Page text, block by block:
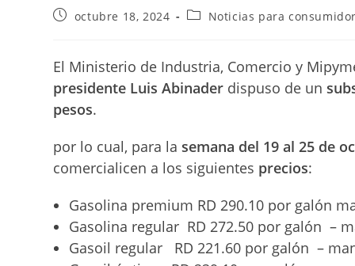
Publicación
entrada:
octubre 18, 2024
Categoría
entrada:
Noticias para
El Ministerio de Industria, Comercio y
presidente Luis Abinader dispuso de un
pesos.
por lo cual, para lasemana del 19 al 25 de
comercialicen a los siguientes precios:
Gasolina premium RD 290.10 por galón
Gasolina regular RD 272.50 por galón –
Gasoil regular RD 221.60 por galón –